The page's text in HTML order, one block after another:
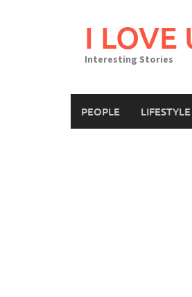
I LOVE
Interesting Stories
PEOPLE LIFESTYLE